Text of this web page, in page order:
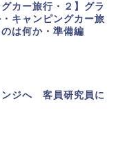
グカー旅行・２】グラ
キャンピングカー旅
は何か・準備編
ンジへ 客員研究員に